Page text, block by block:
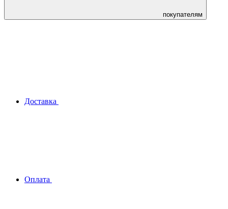
покупателям
Доставка
Оплата